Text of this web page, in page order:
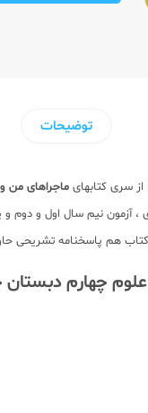
توضیحات
سری کتابهای ماجراهای من
ای ، آزمون نیم سال
کتاب هم پاسخنامه
چهارم